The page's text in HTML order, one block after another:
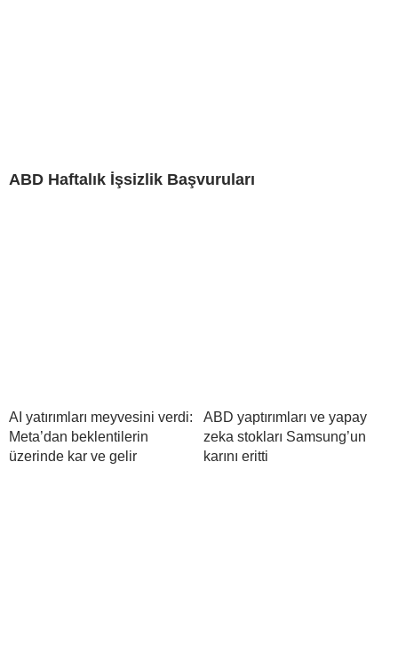
ABD Haftalık İşsizlik Başvuruları
AI yatırımları meyvesini verdi:
Meta’dan beklentilerin
üzerinde kar ve gelir
ABD yaptırımları ve yapay
zeka stokları Samsung’un
karını eritti